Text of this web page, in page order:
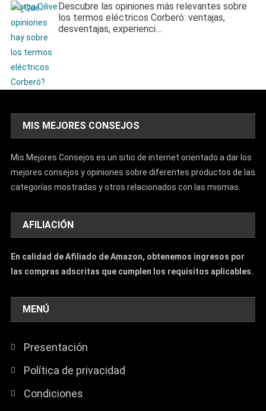
Descubre las opiniones más relevantes sobre
los termos eléctricos Corberó: ventajas,
desventajas, experienci…
MIS MEJORES CONSEJOS
Mis Mejores Consejos es un sitio de internet orientado a dar los
mejores consejos y opiniones sobre diferentes productos de las
categorías mostradas y otros relacionados con las mismas.
AFILIACIÓN
En calidad de Afiliado de Amazon, obtenemos ingresos por
las compras adscritas que cumplen los requisitos aplicables.
MENÚ
Presentación
Política de privacidad
Condiciones